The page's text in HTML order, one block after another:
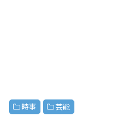
時事 芸能